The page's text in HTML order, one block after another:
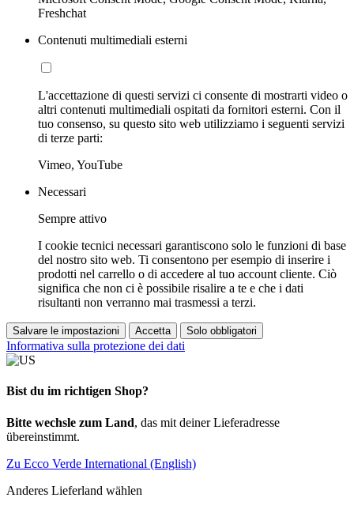
Freshchat
Contenuti multimediali esterni
L'accettazione di questi servizi ci consente di mostrarti video o
altri contenuti multimediali ospitati da fornitori esterni. Con il
tuo consenso, su questo sito web utilizziamo i seguenti servizi
di terze parti:
Vimeo, YouTube
Necessari
Sempre attivo
I cookie tecnici necessari garantiscono solo le funzioni di base
del nostro sito web. Ti consentono per esempio di inserire i
prodotti nel carrello o di accedere al tuo account cliente. Ciò
significa che non ci è possibile risalire a te e che i dati
risultanti non verranno mai trasmessi a terzi.
Salvare le impostazioni Accetta Solo obbligatori
Informativa sulla protezione dei dati
Bist du im richtigen Shop?
Bitte wechsle zum Land, das mit deiner Lieferadresse
übereinstimmt.
Zu Ecco Verde International (English)
Anderes Lieferland wählen